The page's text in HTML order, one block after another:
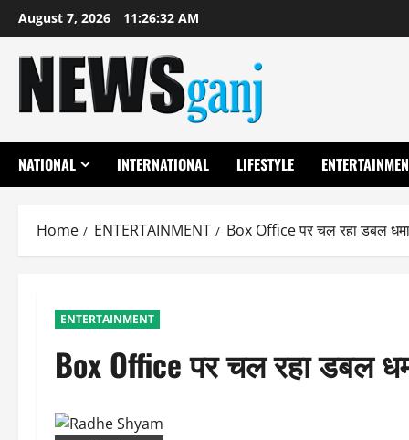
Skip
to
content
August 7, 2026 11:26:32 AM
NATIONAL INTERNATIONAL LIFESTYLE
Home ENTERTAINMENT Box Office पर चल रहा डबल
ENTERTAINMENT
Box Office पर चल रहा डबल